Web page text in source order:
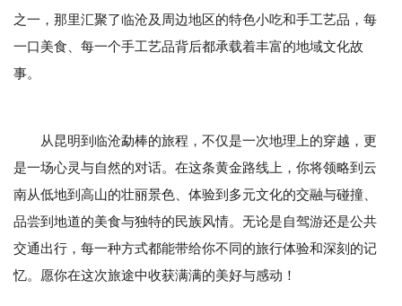
之一，那里汇聚了临沧及周边地区的特色小吃和手工艺品，每
一口美食、每一个手工艺品背后都承载着丰富的地域文化故
事。
从昆明到临沧勐棒的旅程，不仅是一次地理上的穿越，更
是一场心灵与自然的对话。在这条黄金路线上，你将领略到云
南从低地到高山的壮丽景色、体验到多元文化的交融与碰撞、
品尝到地道的美食与独特的民族风情。无论是自驾游还是公共
交通出行，每一种方式都能带给你不同的旅行体验和深刻的记
忆。愿你在这次旅途中收获满满的美好与感动！